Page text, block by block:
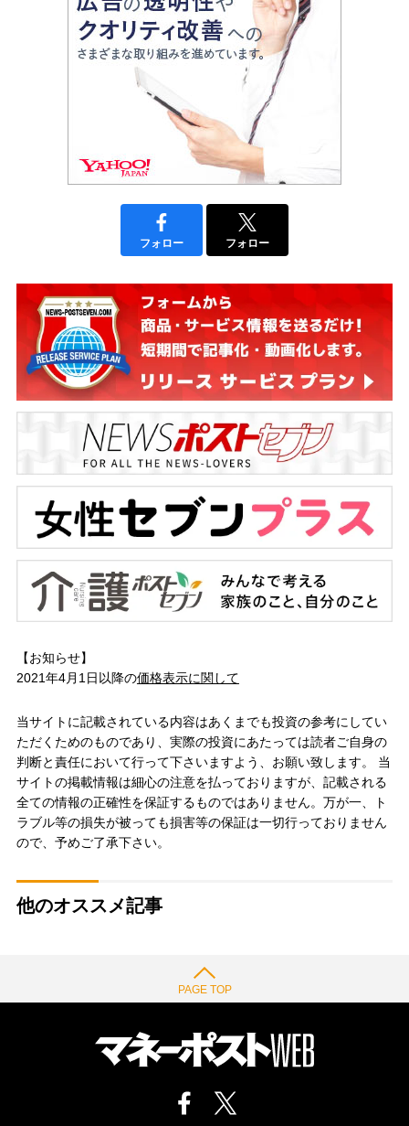
フォロー フォロー
【お知らせ】
2021年4月1日以降の価格表示に関して
当サイトに記載されている内容はあくまでも投資の参考にしてい
ただくためのものであり、実際の投資にあたっては読者ご自身の
判断と責任において行って下さいますよう、お願い致します。 当
サイトの掲載情報は細心の注意を払っておりますが、記載される
全ての情報の正確性を保証するものではありません。万が一、ト
ラブル等の損失が被っても損害等の保証は一切行っておりません
ので、予めご了承下さい。
他のオススメ記事
PAGE TOP